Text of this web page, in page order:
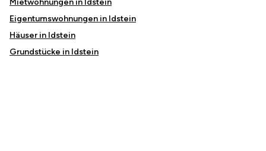
Eigentumswohnungen in Idstein
Häuser in Idstein
Grundstücke in Idstein